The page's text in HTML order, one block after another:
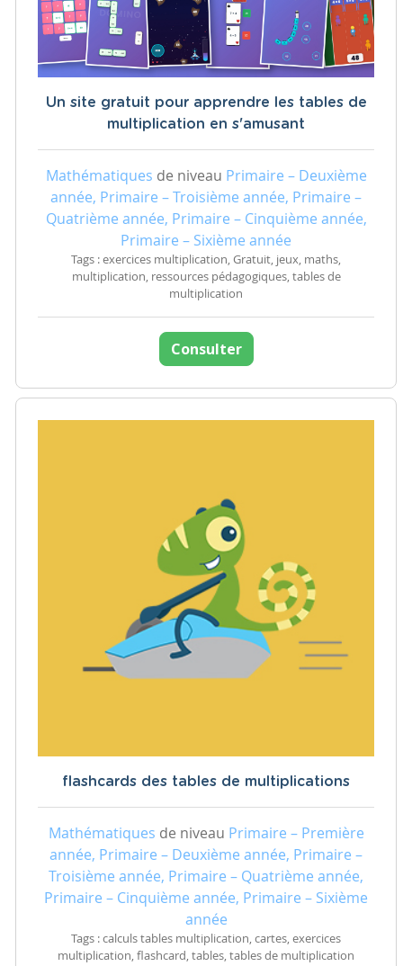
Un site gratuit pour apprendre les tables de
multiplication en s'amusant
Mathématiques de niveau Primaire – Deuxième
année, Primaire – Troisième année, Primaire –
Quatrième année, Primaire – Cinquième année,
Primaire – Sixième année
Tags : exercices multiplication, Gratuit, jeux, maths,
multiplication, ressources pédagogiques, tables de
multiplication
Consulter
flashcards des tables de multiplications
Mathématiques de niveau Primaire – Première
année, Primaire – Deuxième année, Primaire –
Troisième année, Primaire – Quatrième année,
Primaire – Cinquième année, Primaire – Sixième
année
Tags : calculs tables multiplication, cartes, exercices
multiplication, flashcard, tables, tables de multiplication